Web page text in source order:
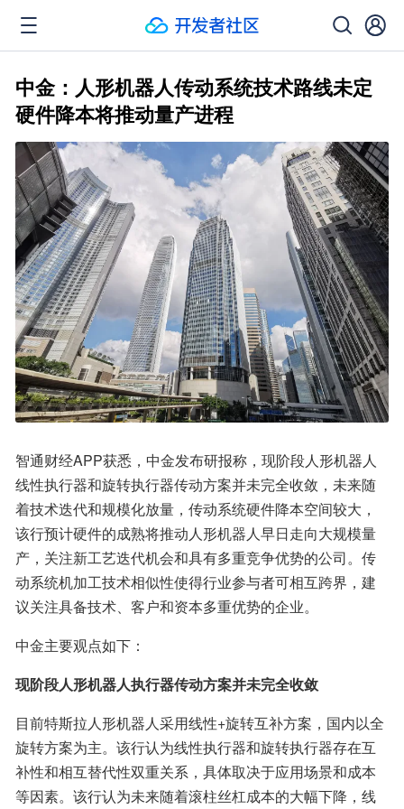
中金：人形机器人传动系统技术路线未定
硬件降本将推动量产进程
智通财经APP获悉，中金发布研报称，现阶段人形机器人
线性执行器和旋转执行器传动方案并未完全收敛，未来随
着技术迭代和规模化放量，传动系统硬件降本空间较大，
该行预计硬件的成熟将推动人形机器人早日走向大规模量
产，关注新工艺迭代机会和具有多重竞争优势的公司。传
动系统机加工技术相似性使得行业参与者可相互跨界，建
议关注具备技术、客户和资本多重优势的企业。
中金主要观点如下：
现阶段人形机器人执行器传动方案并未完全收敛
目前特斯拉人形机器人采用线性+旋转互补方案，国内以全
旋转方案为主。该行认为线性执行器和旋转执行器存在互
补性和相互替代性双重关系，具体取决于应用场景和成本
等因素。该行认为未来随着滚柱丝杠成本的大幅下降，线